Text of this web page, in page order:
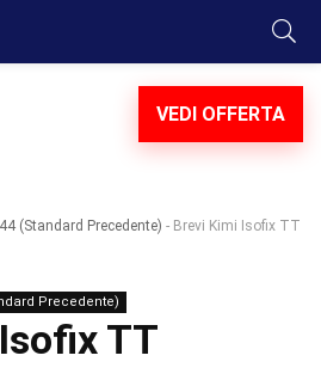
VEDI OFFERTA
(Standard Precedente) - Brevi Kimi Isofix TT
Precedente)
TT